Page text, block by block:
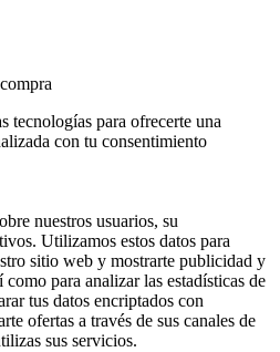
tecnologías para ofrecerte una
con tu consentimiento
nuestros usuarios, su
Utilizamos estos datos para
sitio web y mostrarte publicidad y
para analizar las estadísticas de
tus datos encriptados con
ofertas a través de sus canales de
sus servicios.